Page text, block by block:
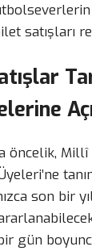
satışları
öncelik,
son bir
gün